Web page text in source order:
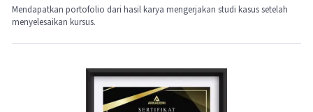
Mendapatkan portofolio dari hasil karya mengerjakan studi kasus setelah
menyelesaikan kursus.